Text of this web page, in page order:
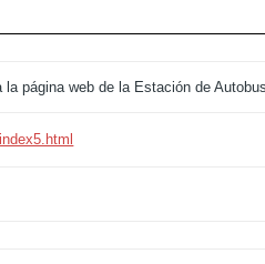
página web de la Estación de